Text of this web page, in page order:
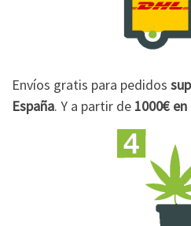
Envíos gratis para pedidos
España. Y a partir de 1000€